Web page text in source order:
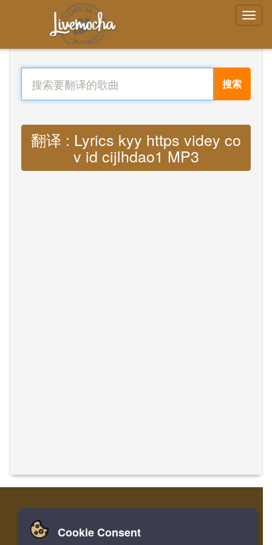
搜索
翻译 : Lyrics kyy https videy co
v id cijlhdao1 MP3
家 登录 寄存器
Cookie Consent